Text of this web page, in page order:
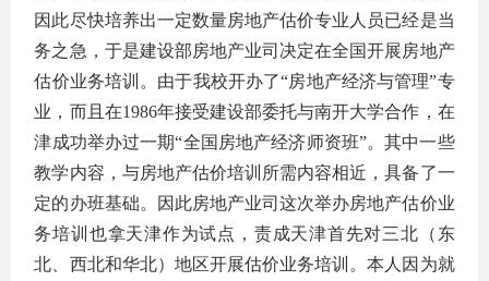
因此尽快培养出一定数量房地产估价专业人员已经是当
务之急，于是建设部房地产业司决定在全国开展房地产
估价业务培训。由于我校开办了“房地产经济与管理”专
业，而且在1986年接受建设部委托与南开大学合作，在
津成功举办过一期“全国房地产经济师资班”。其中一些
教学内容，与房地产估价培训所需内容相近，具备了一
定的办班基础。因此房地产业司这次举办房地产估价业
务培训也拿天津作为试点，责成天津首先对三北（东
北、西北和华北）地区开展估价业务培训。本人因为就